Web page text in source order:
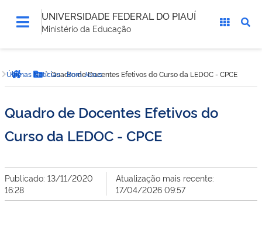
UNIVERSIDADE FEDERAL DO PIAUÍ
Ministério da Educação
está
aqui:Página inicial
Botão Menu
Últimas Notícias - Bom Jesus
Quadro de Docentes Efetivos do Curso da LEDOC - CPCE
Quadro de Docentes Efetivos do
Curso da LEDOC - CPCE
Publicado: 13/11/2020
16:28
Atualização mais recente:
17/04/2026 09:57